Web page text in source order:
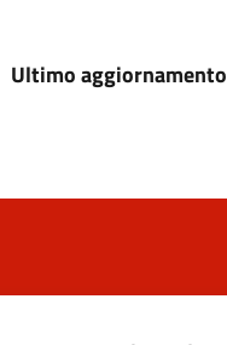
Ultimo aggiornamento